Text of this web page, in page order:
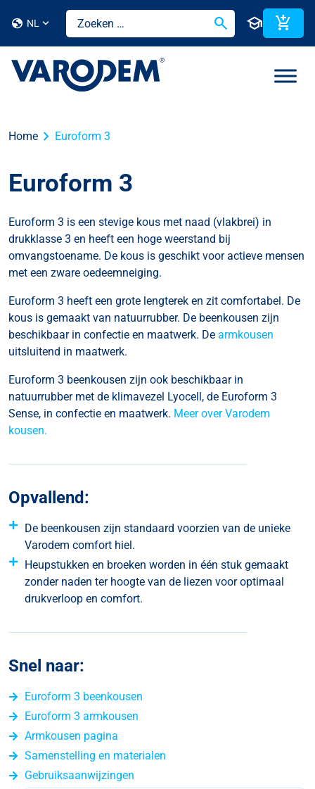
globe NL search school add_shopping_cart
Home chevron_right Euroform 3
Euroform 3
Euroform 3 is een stevige kous met naad (vlakbrei) in
drukklasse 3 en heeft een hoge weerstand bij
omvangstoename. De kous is geschikt voor actieve mensen
met een zware oedeemneiging.
Euroform 3 heeft een grote lengterek en zit comfortabel. De
kous is gemaakt van natuurrubber. De beenkousen zijn
beschikbaar in confectie en maatwerk. De armkousen
uitsluitend in maatwerk.
Euroform 3 beenkousen zijn ook beschikbaar in
natuurrubber met de klimavezel Lyocell, de Euroform 3
Sense, in confectie en maatwerk. Meer over Varodem
kousen.
Opvallend:
De beenkousen zijn standaard voorzien van de unieke
Varodem comfort hiel.
Heupstukken en broeken worden in één stuk gemaakt
zonder naden ter hoogte van de liezen voor optimaal
drukverloop en comfort.
Snel naar:
Euroform 3 beenkousen
Euroform 3 armkousen
Armkousen pagina
Samenstelling en materialen
Gebruiksaanwijzingen